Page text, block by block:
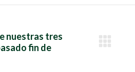
nuestras tres
fin de